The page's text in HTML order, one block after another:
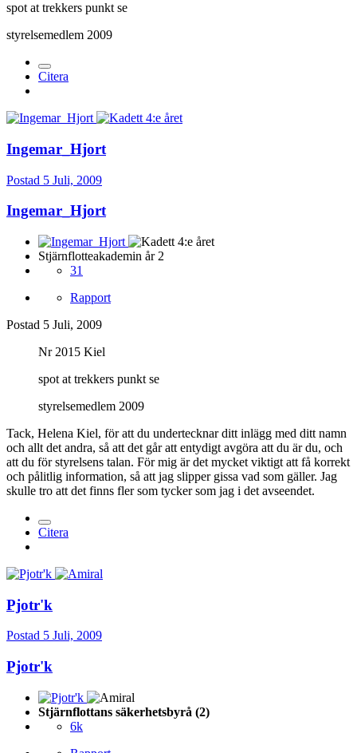
spot at trekkers punkt se
styrelsemedlem 2009
Citera
Ingemar_Hjort
Postad 5 Juli, 2009
Ingemar_Hjort
Stjärnflotteakademin år 2
31
Rapport
Postad 5 Juli, 2009
Nr 2015 Kiel
spot at trekkers punkt se
styrelsemedlem 2009
Tack, Helena Kiel, för att du undertecknar ditt inlägg med ditt namn
och allt det andra, så att det går att entydigt avgöra att du är du, och
att du för styrelsens talan. För mig är det mycket viktigt att få korrekt
och pålitlig information, så att jag slipper gissa vad som gäller. Jag
skulle tro att det finns fler som tycker som jag i det avseendet.
Citera
Pjotr'k
Postad 5 Juli, 2009
Pjotr'k
Stjärnflottans säkerhetsbyrå (2)
6k